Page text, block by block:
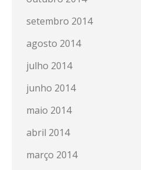
setembro 2014
agosto 2014
julho 2014
junho 2014
maio 2014
abril 2014
março 2014